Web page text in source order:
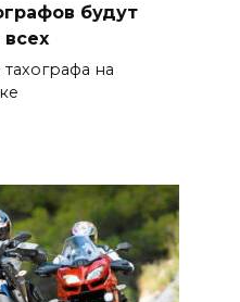
будут
тахографа на